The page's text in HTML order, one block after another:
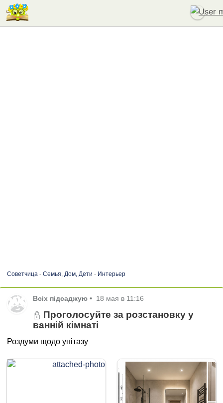
Советчица- Семья, Дом, Дети - Интерьер
Всіх підсаджую • 18 мая в 11:16
Проголосуйте за розстановку у
ванній кімнаті
Роздуми щодо унітазу